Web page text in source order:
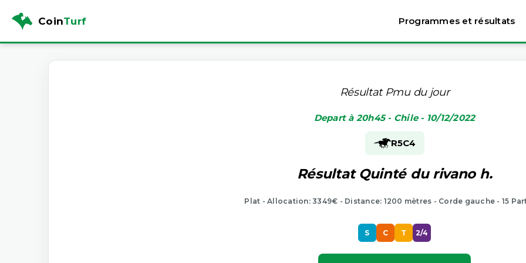
CoinTurf Programmes et résultats
Résultat Pmu du jour
Depart à 20h45 - Chile - 10/12/2022
R5C4
Résultat Quinté du rivano h.
Plat - Allocation: 3349€ - Distance: 1200 mètres - Corde gauche - 15
S C T 2/4